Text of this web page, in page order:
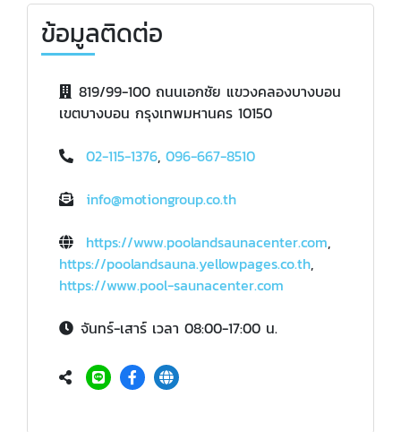
ข้อมูลติดต่อ
819/99-100 ถนนเอกชัย แขวงคลองบางบอน
เขตบางบอน กรุงเทพมหานคร 10150
02-115-1376, 096-667-8510
info@motiongroup.co.th
https://www.poolandsaunacenter.com,
https://poolandsauna.yellowpages.co.th,
https://www.pool-saunacenter.com
จันทร์-เสาร์ เวลา 08:00-17:00 น.